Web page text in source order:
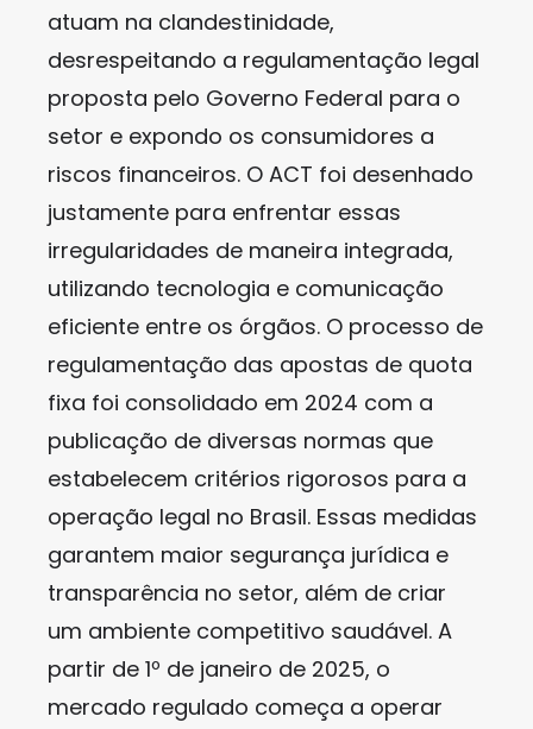
atuam na clandestinidade,
desrespeitando a regulamentação legal
proposta pelo Governo Federal para o
setor e expondo os consumidores a
riscos financeiros. O ACT foi desenhado
justamente para enfrentar essas
irregularidades de maneira integrada,
utilizando tecnologia e comunicação
eficiente entre os órgãos. O processo de
regulamentação das apostas de quota
fixa foi consolidado em 2024 com a
publicação de diversas normas que
estabelecem critérios rigorosos para a
operação legal no Brasil. Essas medidas
garantem maior segurança jurídica e
transparência no setor, além de criar
um ambiente competitivo saudável. A
partir de 1º de janeiro de 2025, o
mercado regulado começa a operar